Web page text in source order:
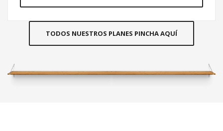
TODOS NUESTROS PLANES PINCHA AQUÍ